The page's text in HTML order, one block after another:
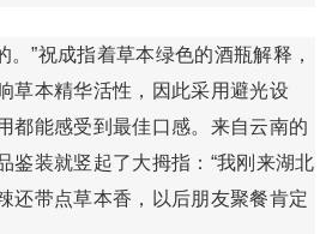
。”祝成指着草本绿色的酒瓶解释，
草本精华活性，因此采用避光设
都能感受到最佳口感。来自云南的
鉴装就竖起了大拇指：“我刚来湖北
还带点草本香，以后朋友聚餐肯定